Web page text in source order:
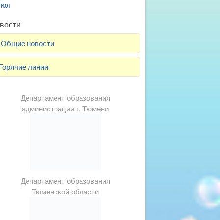
.Общие новости
Горячие линии
Департамент образования
администрации г. Тюмени
Департамент образования
Тюменской области